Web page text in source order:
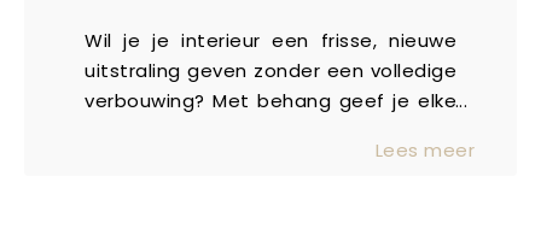
Wil je je interieur een frisse, nieuwe
uitstraling geven zonder een volledige
verbouwing? Met behang geef je elke
sfeer. Het is geen klusje dat je zomaar
Lees meer